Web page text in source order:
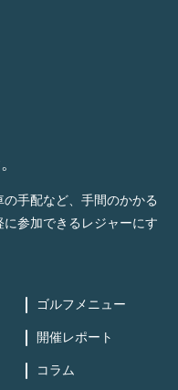
手配など、手間のかかる
参加できるレジャーにす
ゴルフメニュー
開催レポート
コラム